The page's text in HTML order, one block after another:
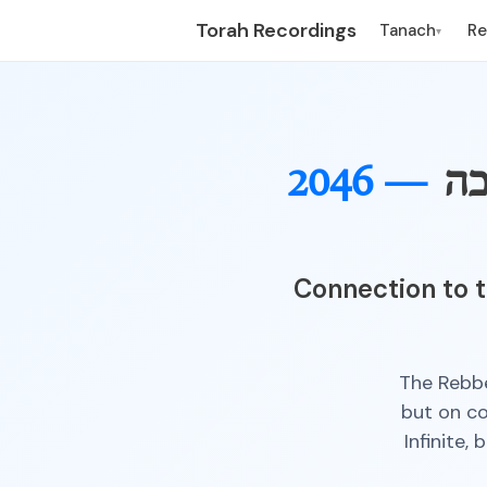
Torah Recordings Tanach▾
2046 —
Connection to
The
but on
Infinite,